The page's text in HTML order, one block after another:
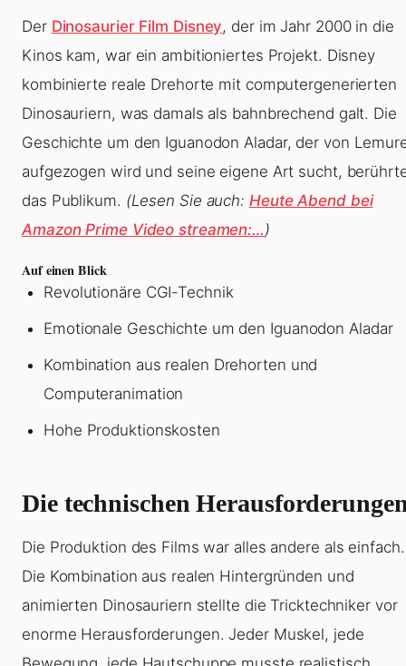
Der Dinosaurier Film Disney, der im Jahr 2000 in die
Kinos kam, war ein ambitioniertes Projekt. Disney
kombinierte reale Drehorte mit computergenerierten
Dinosauriern, was damals als bahnbrechend galt. Die
Geschichte um den Iguanodon Aladar, der von
aufgezogen wird und seine eigene Art sucht,
das Publikum. (Lesen Sie auch: Heute Abend bei
Amazon Prime Video streamen:…)
Auf einen Blick
Revolutionäre CGI-Technik
Emotionale Geschichte um den Iguanodon Aladar
Kombination aus realen Drehorten und
Computeranimation
Hohe Produktionskosten
Die technischen
Die Produktion des Films war alles andere als einfach.
Die Kombination aus realen Hintergründen und
animierten Dinosauriern stellte die Tricktechniker vor
enorme Herausforderungen. Jeder Muskel, jede